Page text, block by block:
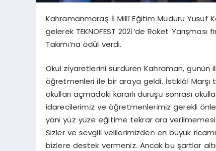
Kahramanmaraş İl Millî Eğitim Müdürü Yusuf
gelerek TEKNOFEST 2021’de Roket
Takımı’na ödül verdi.
Okul ziyaretlerini sürdüren Kahraman, günün
öğretmenleri ile bir araya geldi. İstiklâl Marşı
okulları açmadaki kararlı duruşu sonrası
idarecilerimiz ve öğretmenlerimiz gerekli
yani yüz yüze eğitime tekrar ara verilmemesi
Sizler ve sevgili velilerimizden en büyük
bizlere destek vermeniz. Ancak bu şartlar